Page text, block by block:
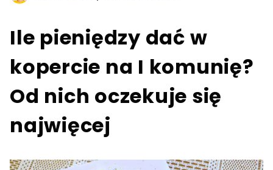
Ile pieniędzy dać w
kopercie na I komunię?
Od nich oczekuje się
najwięcej